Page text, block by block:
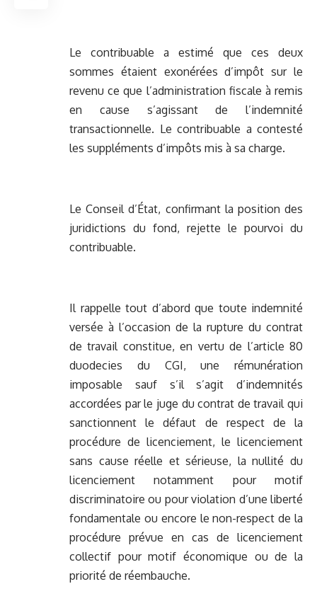
Le contribuable a estimé que ces deux
sommes étaient exonérées d’impôt sur le
revenu ce que l’administration fiscale à remis
en cause s’agissant de l’indemnité
transactionnelle. Le contribuable a contesté
les suppléments d’impôts mis à sa charge.
Le Conseil d’État, confirmant la position des
juridictions du fond, rejette le pourvoi du
contribuable.
Il rappelle tout d’abord que toute indemnité
versée à l’occasion de la rupture du contrat
de travail constitue, en vertu de l’article 80
duodecies du CGI, une rémunération
imposable sauf s’il s’agit d’indemnités
accordées par le juge du contrat de travail qui
sanctionnent le défaut de respect de la
procédure de licenciement, le licenciement
sans cause réelle et sérieuse, la nullité du
licenciement notamment pour motif
discriminatoire ou pour violation d’une liberté
fondamentale ou encore le non-respect de la
procédure prévue en cas de licenciement
collectif pour motif économique ou de la
priorité de réembauche.